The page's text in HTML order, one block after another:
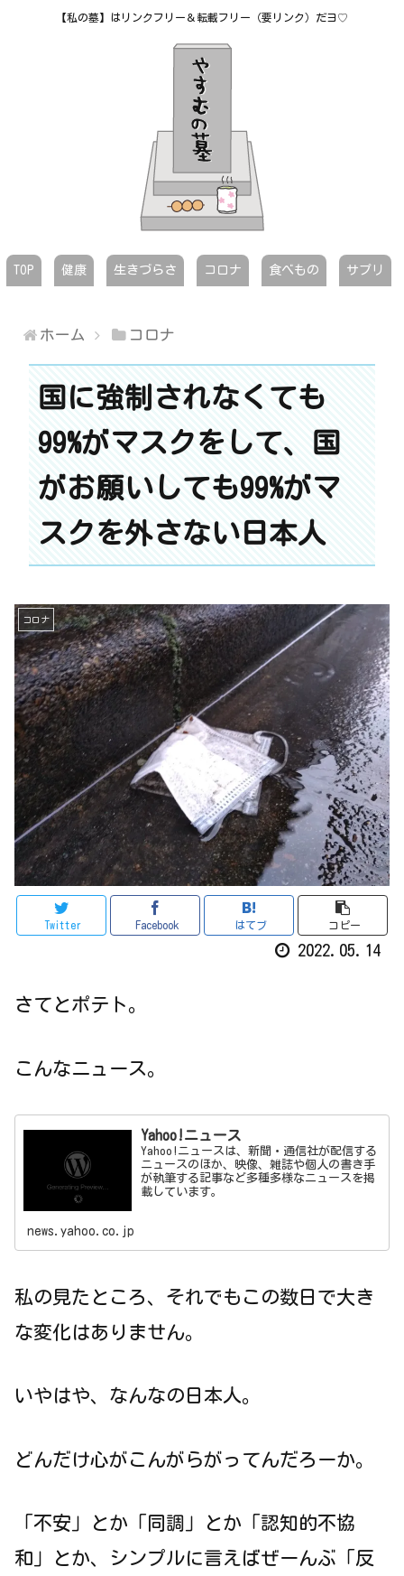
【私の墓】はリンクフリー＆転載フリー（要リンク）だヨ♡
TOP 健康 生きづらさ コロナ 食べもの サプリ
ホーム コロナ
国に強制されなくても
99%がマスクをして、国
がお願いしても99%がマ
スクを外さない日本人
コロナ
Twitter Facebook はてブ コピー
2022.05.14
さてとポテト。
こんなニュース。
Yahoo!ニュース
Yahoo!ニュースは、新聞・通信社が配信する
ニュースのほか、映像、雑誌や個人の書き手
が執筆する記事など多種多様なニュースを掲
載しています。
news.yahoo.co.jp
私の見たところ、それでもこの数日で大き
な変化はありません。
いやはや、なんなの日本人。
どんだけ心がこんがらがってんだろーか。
「不安」とか「同調」とか「認知的不協
和」とか、シンプルに言えばぜーんぶ「反